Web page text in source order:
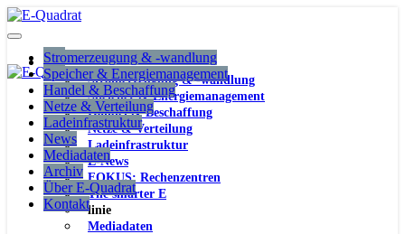
Stromerzeugung & -wandlung
Speicher & Energiemanagement
Handel & Beschaffung
Netze & Verteilung
Ladeinfrastruktur
E-News
FOKUS: Rechenzentren
The smarter E
linie
Mediadaten
Stromerzeugung & -wandlung
Speicher & Energiemanagement
Handel & Beschaffung
Netze & Verteilung
Ladeinfrastruktur
News
Mediadaten
Archiv
Über E-Quadrat
Kontakt